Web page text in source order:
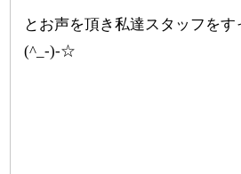
とお声を頂き私達スタッフを
(^_-)-☆